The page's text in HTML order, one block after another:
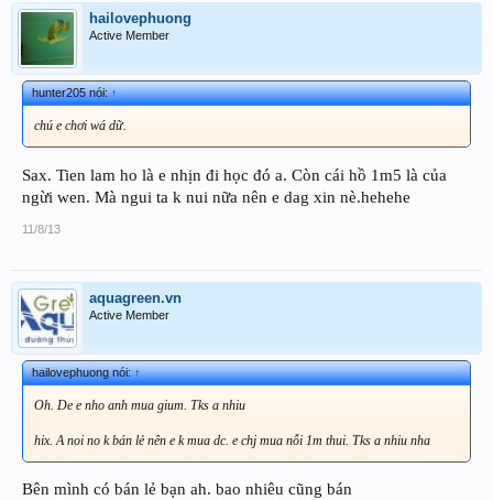
hailovephuong
Active Member
hunter205 nói:↑
chú e chơi wá dữ.
Sax. Tien lam ho là e nhịn đi học đó a. Còn cái hồ 1m5 là của
ngừi wen. Mà ngui ta k nui nữa nên e dag xin nè.hehehe
11/8/13
aquagreen.vn
Active Member
hailovephuong nói:↑
Oh. De e nho anh mua gium. Tks a nhiu
hix. A noi no k bán lẻ nên e k mua dc. e chj mua nỗi 1m thui. Tks a nhiu nha
Bên mình có bán lẻ bạn ah. bao nhiêu cũng bán